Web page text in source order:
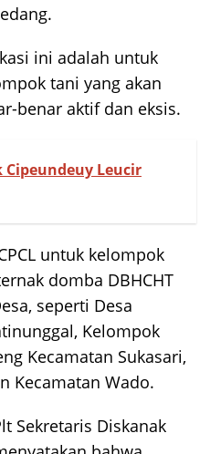
ini adalah untuk
tani yang akan
benar aktif dan eksis.
Cipeundeuy Leucir
untuk kelompok
domba DBHCHT
seperti Desa
Kelompok
Kecamatan Sukasari,
Kecamatan Wado.
Sekretaris Diskanak